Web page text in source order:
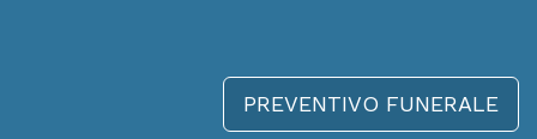
PREVENTIVO FUNERALE